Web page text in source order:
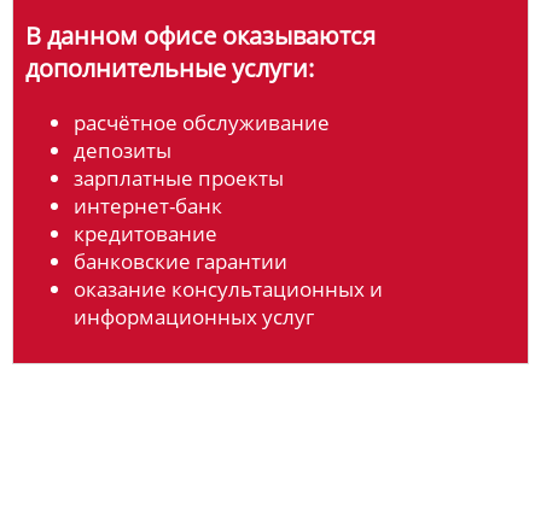
В данном офисе оказываются
дополнительные услуги:
расчётное обслуживание
депозиты
зарплатные проекты
интернет-банк
кредитование
банковские гарантии
оказание консультационных и
информационных услуг